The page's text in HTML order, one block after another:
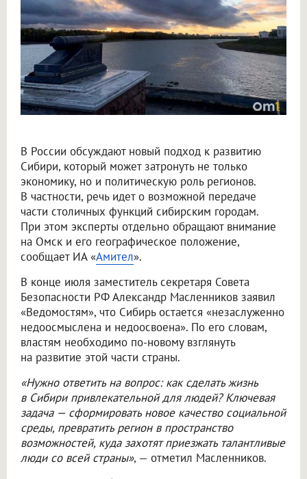
В России обсуждают новый подход к развитию
Сибири, который может затронуть не только
экономику, но и политическую роль регионов.
В частности, речь идет о возможной передаче
части столичных функций сибирским городам.
При этом эксперты отдельно обращают внимание
на Омск и его географическое положение,
сообщает ИА «Амител».
В конце июля заместитель секретаря Совета
Безопасности РФ Александр Масленников заявил
«Ведомостям», что Сибирь остается «незаслуженно
недоосмыслена и недоосвоена». По его словам,
властям необходимо по-новому взглянуть
на развитие этой части страны.
«Нужно ответить на вопрос: как сделать жизнь
в Сибири привлекательной для людей? Ключевая
задача — сформировать новое качество социальной
среды, превратить регион в пространство
возможностей, куда захотят приезжать талантливые
люди со всей страны», — отметил Масленников.